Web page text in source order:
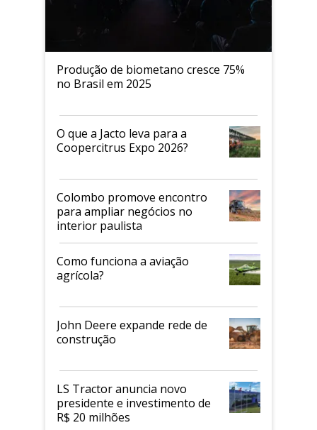
Produção de biometano cresce 75%
no Brasil em 2025
O que a Jacto leva para a
Coopercitrus Expo 2026?
Colombo promove encontro
para ampliar negócios no
interior paulista
Como funciona a aviação
agrícola?
John Deere expande rede de
construção
LS Tractor anuncia novo
presidente e investimento de
R$ 20 milhões